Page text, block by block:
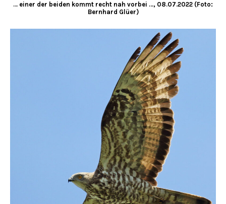
… einer der beiden kommt recht nah vorbei …, 08.07.2022 (Foto:
Bernhard Glüer)